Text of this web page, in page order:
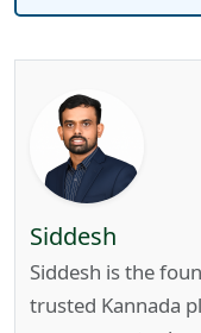
Siddesh
Siddesh is the
trusted Kannada